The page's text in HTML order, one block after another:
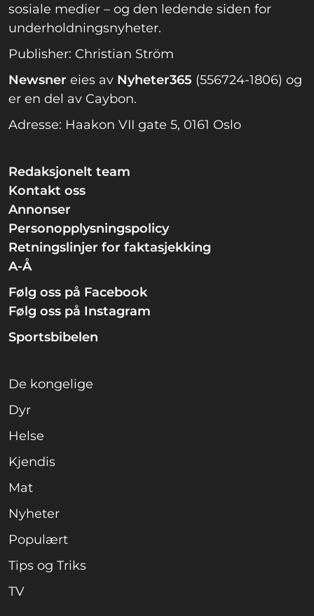
sosiale medier – og den ledende siden for
underholdningsnyheter.
Publisher: Christian Ström
Newsner eies av Nyheter365 (556724-1806) og
er en del av Caybon.
Adresse: Haakon VII gate 5, 0161 Oslo
Redaksjonelt team
Kontakt oss
Annonser
Personopplysningspolicy
Retningslinjer for faktasjekking
A-Å
Følg oss på Facebook
Følg oss på Instagram
Sportsbibelen
De kongelige
Dyr
Helse
Kjendis
Mat
Nyheter
Populært
Tips og Triks
TV